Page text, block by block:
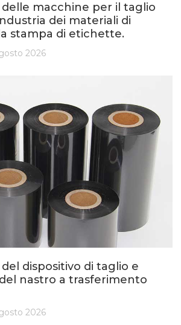
macchine per il taglio
dei materiali di
stampa di etichette.
2026
dispositivo di taglio e
nastro a trasferimento
2026